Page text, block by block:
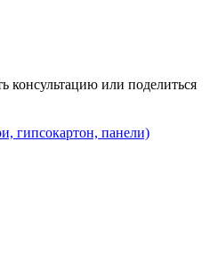
консультацию или поделиться
гипсокартон, панели)